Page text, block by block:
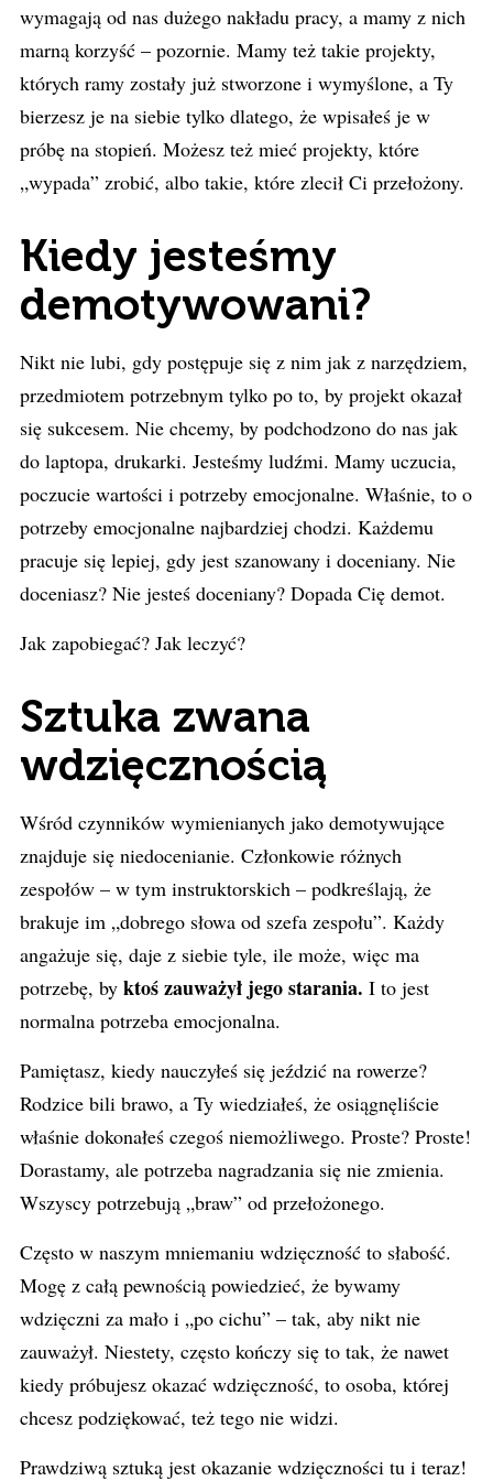
wymagają od nas dużego nakładu pracy, a mamy z nich
marną korzyść – pozornie. Mamy też takie projekty,
których ramy zostały już stworzone i wymyślone, a Ty
bierzesz je na siebie tylko dlatego, że wpisałeś je w
próbę na stopień. Możesz też mieć projekty, które
„wypada” zrobić, albo takie, które zlecił Ci przełożony.
Kiedy jesteśmy
demotywowani?
Nikt nie lubi, gdy postępuje się z nim jak z narzędziem,
przedmiotem potrzebnym tylko po to, by projekt okazał
się sukcesem. Nie chcemy, by podchodzono do nas jak
do laptopa, drukarki. Jesteśmy ludźmi. Mamy uczucia,
poczucie wartości i potrzeby emocjonalne. Właśnie, to o
potrzeby emocjonalne najbardziej chodzi. Każdemu
pracuje się lepiej, gdy jest szanowany i doceniany. Nie
doceniasz? Nie jesteś doceniany? Dopada Cię demot.
Jak zapobiegać? Jak leczyć?
Sztuka zwana
wdzięcznością
Wśród czynników wymienianych jako demotywujące
znajduje się niedocenianie. Członkowie różnych
zespołów – w tym instruktorskich – podkreślają, że
brakuje im „dobrego słowa od szefa zespołu”. Każdy
angażuje się, daje z siebie tyle, ile może, więc ma
potrzebę, by ktoś zauważył jego starania. I to jest
normalna potrzeba emocjonalna.
Pamiętasz, kiedy nauczyłeś się jeździć na rowerze?
Rodzice bili brawo, a Ty wiedziałeś, że osiągnęliście
właśnie dokonałeś czegoś niemożliwego. Proste? Proste!
Dorastamy, ale potrzeba nagradzania się nie zmienia.
Wszyscy potrzebują „braw” od przełożonego.
Często w naszym mniemaniu wdzięczność to słabość.
Mogę z całą pewnością powiedzieć, że bywamy
wdzięczni za mało i „po cichu” – tak, aby nikt nie
zauważył. Niestety, często kończy się to tak, że nawet
kiedy próbujesz okazać wdzięczność, to osoba, której
chcesz podziękować, też tego nie widzi.
Prawdziwą sztuką jest okazanie wdzięczności tu i teraz!